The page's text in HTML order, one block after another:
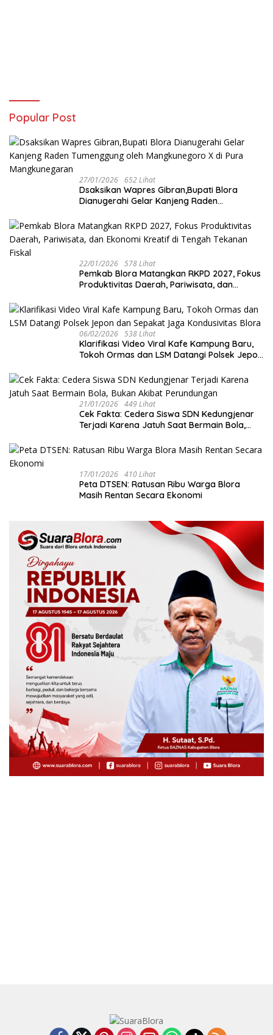
Popular Post
27/01/2026 652 Lihat
‎Dsaksikan Wapres Gibran,Bupati Blora
Dianugerahi Gelar Kanjeng Raden
Mangkunegaran
22/01/2026 578 Lihat
‎Pemkab Blora Matangkan RKPD 2027, Fokus
Produktivitas Daerah, Pariwisata, dan
06/02/2026 538 Lihat
‎Klarifikasi Video Viral Kafe Kampung Baru,
Tokoh Ormas dan LSM Datangi Polsek Jepon
21/01/2026 449 Lihat
Cek Fakta: Cedera Siswa SDN Kedungjenar
Terjadi Karena Jatuh Saat Bermain Bola,
17/01/2026 410 Lihat
‎Peta DTSEN: Ratusan Ribu Warga Blora
Masih Rentan Secara Ekonomi